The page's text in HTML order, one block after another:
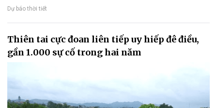
Dự báo thời tiết
Thiên tai cực đoan liên tiếp uy hiếp đê điều,
gần 1.000 sự cố trong hai năm